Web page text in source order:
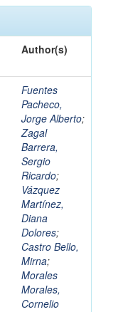
Author(s)
Fuentes
Pacheco,
Jorge Alberto;
Zagal
Barrera,
Sergio
Ricardo;
Vázquez
Martínez,
Diana
Dolores;
Castro Bello,
Mirna;
Morales
Morales,
Cornelio